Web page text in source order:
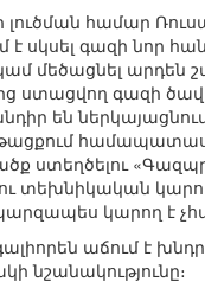
լուծման համար
սկսել գազի նոր
մեծացնել արդեն
ստացվող գազի
են
ստեղծելու
տեխնիկական
կարող է
աճում է
նշանակությունը։